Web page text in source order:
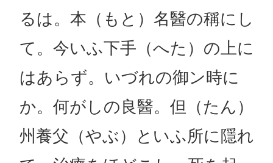
るは。本（もと）名醫の稱にし
て。今いふ下手（へた）の上に
はあらず。いづれの御ン時に
か。何がしの良醫。但（たん）
州養父（やぶ）といふ所に隱れ